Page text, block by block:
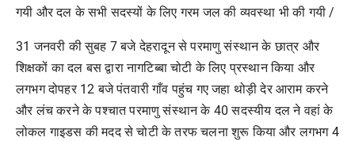
गयी और दल के सभी सदस्यों के लिए गरम जल की व्यवस्था भी की गयी /
31 जनवरी की सुबह 7 बजे देहरादून से परमाणु संस्थान के छात्र और
शिक्षकों का दल बस द्वारा नागटिब्बा चोटी के लिए प्रस्थान किया और
लगभग दोपहर 12 बजे पंतवारी गाँव पहुंच गए जहा थोड़ी देर आराम करने
और लंच करने के पश्चात परमाणु संस्थान के 40 सदस्यीय दल ने वहां के
लोकल गाइडस की मदद से चोटी के तरफ चलना शुरू किया और लगभग 4